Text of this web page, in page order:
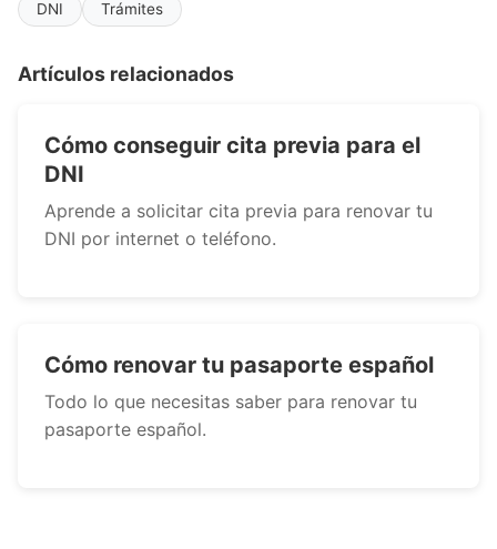
DNI Trámites
Artículos relacionados
Cómo conseguir cita previa para el
DNI
Aprende a solicitar cita previa para renovar tu
DNI por internet o teléfono.
Cómo renovar tu pasaporte español
Todo lo que necesitas saber para renovar tu
pasaporte español.